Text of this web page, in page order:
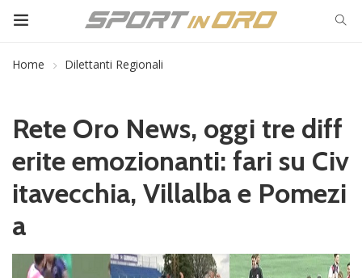
Home Dilettanti Regionali
Rete Oro News, oggi tre diff
erite emozionanti: fari su Civ
itavecchia, Villalba e Pomezi
a